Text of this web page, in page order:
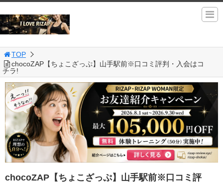
TOP
chocoZAP【ちょこざっぷ】山手駅前※口コミ評判・入会はコ
チラ!
chocoZAP【ちょこざっぷ】山手駅前※口コミ評